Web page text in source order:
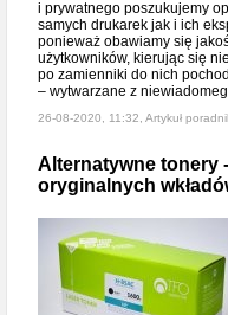
i prywatnego poszukujemy
samych drukarek jak i ich
ponieważ obawiamy się
użytkowników, kierując się
po zamienniki do nich
– wytwarzane z
26-08-2020, 11:32, Artykuł
Alternatywne tonery
oryginalnych